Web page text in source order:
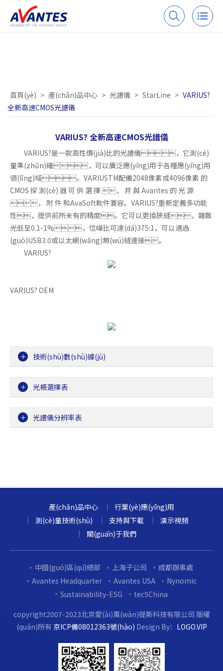
首頁(yè) > 產(chǎn)品中心 > 光譜儀 > StarLine > VARIUS?
全新高速CMOS光譜儀
VARIUS? 全新高速CMOS光譜儀
VARIUS?是一款高性價(jià)比的光譜儀，它測(cè)
量準(zhǔn)確，可以廣泛應(yīng)用于各種應(yīng)用
領(lǐng)域。VARIUSTM配備2048像素或4096像素 的
CMOS 探 測(cè) 器 可 供 選 擇 ， 并 與 Avantes 的 光 源
， 附 件 和AvaSoft軟件兼容。VARIUS?重新定義多功能
性，提供前所未有的精度。它可以更換狹縫，雜散
光低至0.1-1%，信噪比可達(dá)375:1，可以通過
(guò)USB3.0或以太網(wǎng)無(wú)縫連接。
VARIUS?
VARIUS? OEM
技術(shù)數(shù)據(jù)
光柵選擇表
光譜儀分辨率表
產(chǎn)品中心
行業(yè)應(yīng)用
測(cè)量技術(shù)
支持與下載
演示視頻
關(guān)于我們
中國(guó)區(qū)總部 上海子公司
成都辦事處
Avantes Headquarter
Avantes USA
Nynomic
Sustainability-ESG
tec5China
copyright2007-2023北京愛(ài)萬(wàn)提斯科技有限公司 版權
(quán)所有 京ICP備08012363號(hào) Design By： LOGO.VIP